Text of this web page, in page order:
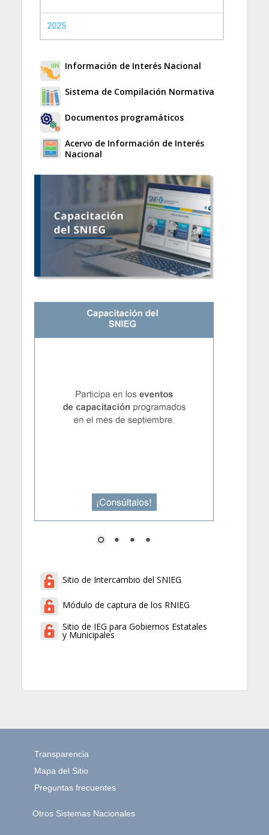
2025
Información de Interés Nacional
Sistema de Compilación Normativa
Documentos programáticos
Acervo de Información de Interés
Nacional
Sitio de Intercambio del SNIEG
Módulo de captura de los RNIEG
Sitio de IEG para Gobiernos Estatales
y Municipales
Transparencia
Mapa del Sitio
Preguntas frecuentes
Otros Sistemas Nacionales